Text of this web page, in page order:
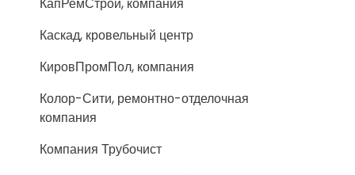
Каскад, кровельный центр
КировПромПол, компания
Колор-Сити, ремонтно-отделочная
компания
Компания Трубочист